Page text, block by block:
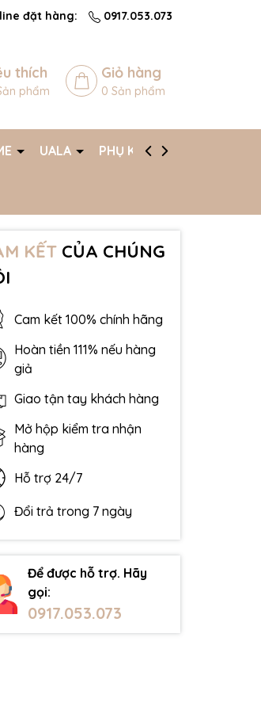
đặt hàng: 0917.053.073
thích
phẩm
Giỏ hàng
0 Sản phẩm
UALA PHỤ KIỆN
KẾTCỦA CHÚNG
Cam kết 100% chính hãng
Hoàn tiền 111% nếu hàng
giả
Giao tận tay khách hàng
Mở hộp kiểm tra nhận
hàng
Hỗ trợ 24/7
Đổi trả trong 7 ngày
Để được hỗ trợ. Hãy
gọi:
0917.053.073